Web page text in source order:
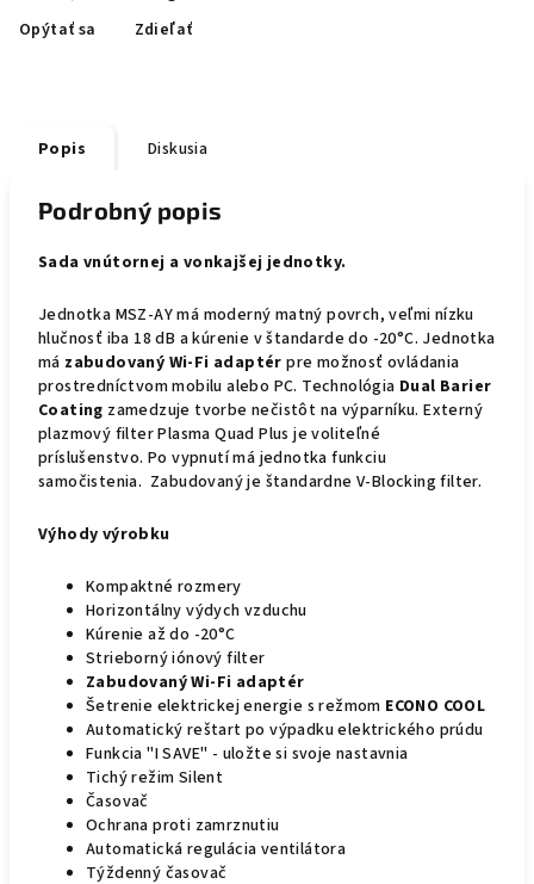
Opýtať sa Zdieľať
Popis Diskusia
Podrobný popis
Sada vnútornej a vonkajšej jednotky.
Jednotka MSZ-AY má moderný matný povrch, veľmi nízku
hlučnosť iba 18 dB a kúrenie v štandarde do -20°C. Jednotka
má zabudovaný Wi-Fi adaptér pre možnosť ovládania
prostredníctvom mobilu alebo PC. Technológia Dual Barier
Coating zamedzuje tvorbe nečistôt na výparníku. Externý
plazmový filter Plasma Quad Plus je voliteľné
príslušenstvo. Po vypnutí má jednotka funkciu
samočistenia. Zabudovaný je štandardne V-Blocking filter.
Výhody výrobku
Kompaktné rozmery
Horizontálny výdych vzduchu
Kúrenie až do -20°C
Strieborný iónový filter
Zabudovaný Wi-Fi adaptér
Šetrenie elektrickej energie s režmom ECONO COOL
Automatický reštart po výpadku elektrického prúdu
Funkcia "I SAVE" - uložte si svoje nastavnia
Tichý režim Silent
Časovač
Ochrana proti zamrznutiu
Automatická regulácia ventilátora
Týždenný časovač